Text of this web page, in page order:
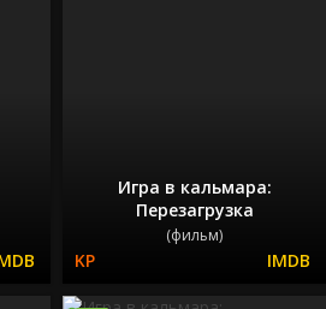
Игра в кальмара:
Перезагрузка
(фильм)